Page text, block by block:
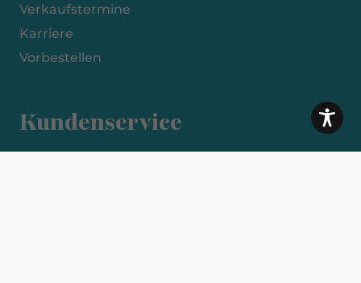
Verkaufstermine
Karriere
Vorbestellen
Kundenservice